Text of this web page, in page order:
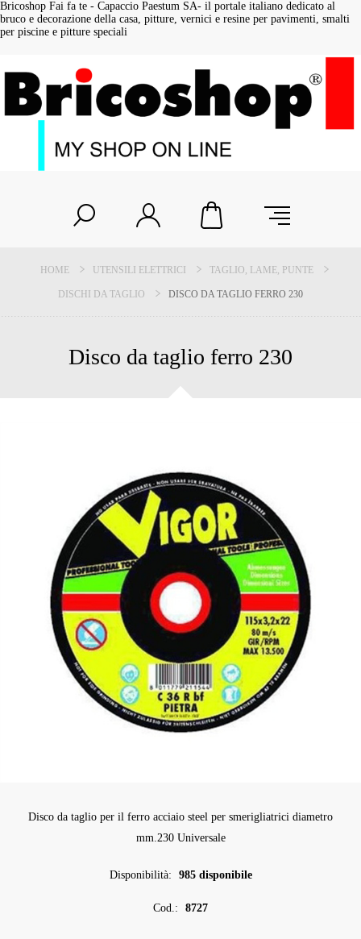
Bricoshop Fai fa te - Capaccio Paestum SA- il portale italiano dedicato al
bruco e decorazione della casa, pitture, vernici e resine per pavimenti, smalti
per piscine e pitture speciali
HOME UTENSILI ELETTRICI TAGLIO, LAME, PUNTE
DISCHI DA TAGLIO DISCO DA TAGLIO FERRO 230
Disco da taglio ferro 230
Disco da taglio per il ferro acciaio steel per smerigliatrici diametro
mm.230 Universale
Disponibilità: 985 disponibile
Cod.: 8727